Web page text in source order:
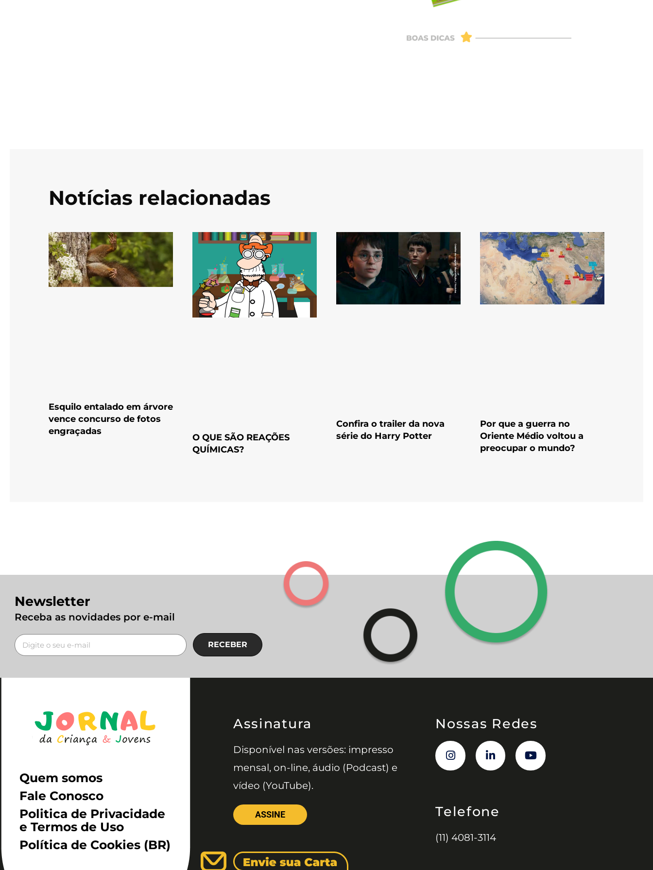
Notícias relacionadas
Esquilo entalado em árvore
vence concurso de fotos
engraçadas
O QUE SÃO REAÇÕES
QUÍMICAS?
Confira o trailer da nova
série do Harry Potter
Por que a guerra no
Oriente Médio voltou a
preocupar o mundo?
Newsletter
Receba as novidades por e-mail
RECEBER
Quem somos
Fale Conosco
Politica de Privacidade
e Termos de Uso
Política de Cookies (BR)
Assinatura
Disponível nas versões: impresso
mensal, on-line, áudio (Podcast) e
vídeo (YouTube).
ASSINE
Nossas Redes
Telefone
(11) 4081-3114